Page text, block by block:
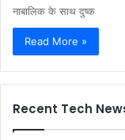
नाबालिक के साथ दुष्क
Read More »
Recent Tech